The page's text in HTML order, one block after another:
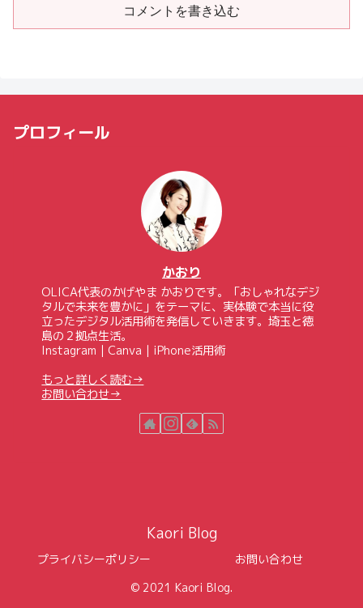
コメントを書き込む
プロフィール
かおり
OLICA代表のかげやま かおりです。「おしゃれなデジ
タルで未来を豊かに」をテーマに、実体験で本当に役
立ったデジタル活用術を発信していきます。埼玉と徳
島の２拠点生活。
Instagram｜Canva｜iPhone活用術
もっと詳しく読む→
お問い合わせ→
Kaori Blog
プライバシーポリシー
お問い合わせ
© 2021 Kaori Blog.